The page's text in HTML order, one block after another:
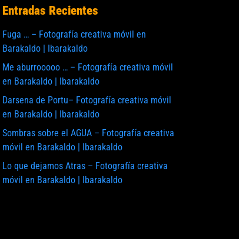
Entradas Recientes
Fuga … – Fotografía creativa móvil en
Barakaldo | Ibarakaldo
Me aburrooooo … – Fotografía creativa móvil
en Barakaldo | Ibarakaldo
Darsena de Portu– Fotografía creativa móvil
en Barakaldo | Ibarakaldo
Sombras sobre el AGUA – Fotografía creativa
móvil en Barakaldo | Ibarakaldo
Lo que dejamos Atras – Fotografía creativa
móvil en Barakaldo | Ibarakaldo